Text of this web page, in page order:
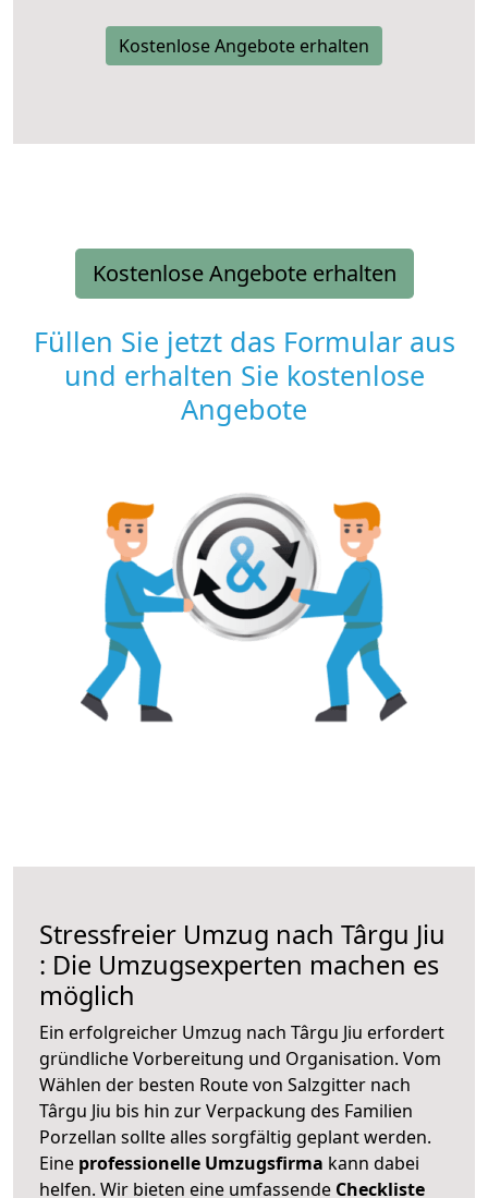
Kostenlose Angebote erhalten
Kostenlose Angebote erhalten
Füllen Sie jetzt das Formular aus
und erhalten Sie kostenlose
Angebote
Stressfreier Umzug nach Târgu Jiu
: Die Umzugsexperten machen es
möglich
Ein erfolgreicher Umzug nach Târgu Jiu erfordert
gründliche Vorbereitung und Organisation. Vom
Wählen der besten Route von Salzgitter nach
Târgu Jiu bis hin zur Verpackung des Familien
Porzellan sollte alles sorgfältig geplant werden.
Eine professionelle Umzugsfirma kann dabei
helfen. Wir bieten eine umfassende Checkliste